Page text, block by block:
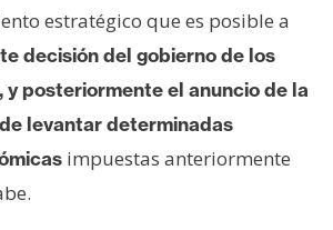
estratégico que es posible a
decisión del gobierno de los
y posteriormente el anuncio de la
levantar determinadas
impuestas anteriormente